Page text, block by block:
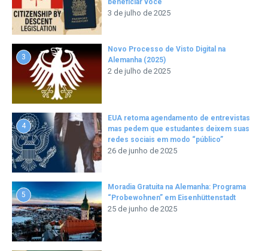
beneficiar você
3 de julho de 2025
3
Novo Processo de Visto Digital na
Alemanha (2025)
2 de julho de 2025
4
EUA retoma agendamento de entrevistas
mas pedem que estudantes deixem suas
redes sociais em modo “público”
26 de junho de 2025
5
Moradia Gratuita na Alemanha: Programa
“Probewohnen” em Eisenhüttenstadt
25 de junho de 2025